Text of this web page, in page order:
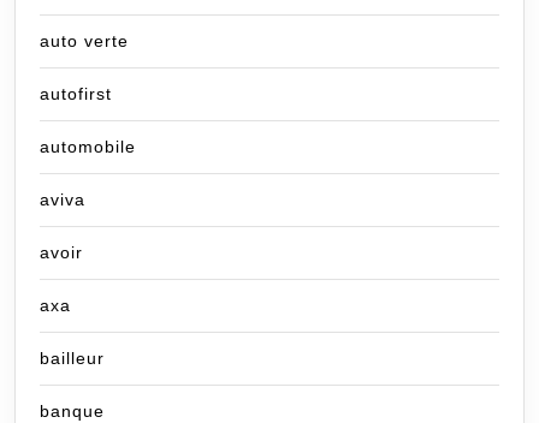
auto verte
autofirst
automobile
aviva
avoir
axa
bailleur
banque